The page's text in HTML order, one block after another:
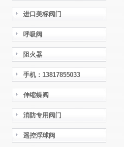
进口美标阀门
呼吸阀
阻火器
手机：13817855033
伸缩蝶阀
消防专用阀门
遥控浮球阀